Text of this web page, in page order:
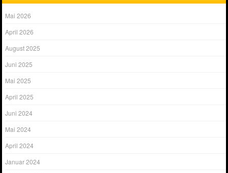
Mai 2026
April 2026
August 2025
Juni 2025
Mai 2025
April 2025
Juni 2024
Mai 2024
April 2024
Januar 2024